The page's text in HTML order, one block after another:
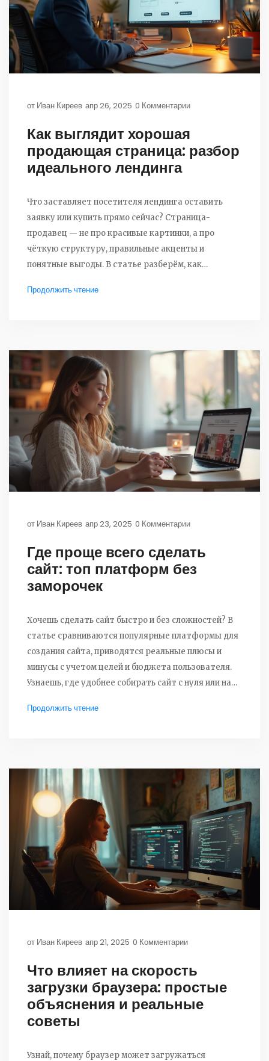
от Иван Киреев апр 26, 2025 0 Комментарии
Как выглядит хорошая
продающая страница: разбор
идеального лендинга
Что заставляет посетителя лендинга оставить
заявку или купить прямо сейчас? Страница-
продавец — не про красивые картинки, а про
чёткую структуру, правильные акценты и
понятные выгоды. В статье разберём, как
блока с гарантией. Покажу, как делать акценты,
Продолжить чтение
от Иван Киреев апр 23, 2025 0 Комментарии
Где проще всего сделать
сайт: топ платформ без
заморочек
Хочешь сделать сайт быстро и без сложностей? В
статье сравниваются популярные платформы для
создания сайта, приводятся реальные плюсы и
минусы с учетом целей и бюджета пользователя.
Узнаешь, где удобнее собирать сайт с нуля или на
программирования. Немного неожиданных фактов
Продолжить чтение
от Иван Киреев апр 21, 2025 0 Комментарии
Что влияет на скорость
загрузки браузера: простые
объяснения и реальные
советы
Узнай, почему браузер может загружаться